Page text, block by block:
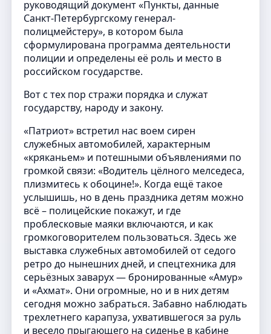
руководящий документ «Пункты, данные
Санкт-Петербургскому генерал-
полицмейстеру», в котором была
сформулирована программа деятельности
полиции и определены её роль и место в
российском государстве.
Вот с тех пор стражи порядка и служат
государству, народу и закону.
«Патриот» встретил нас воем сирен
служебных автомобилей, характерным
«кряканьем» и потешными объявлениями по
громкой связи: «Водитель цёлного мелседеса,
плизмитесь к обоцине!». Когда ещё такое
услышишь, но в день праздника детям можно
всё – полицейские покажут, и где
проблесковые маяки включаются, и как
громкоговорителем пользоваться. Здесь же
выставка служебных автомобилей от седого
ретро до нынешних дней, и спецтехника для
серьёзных заварух — бронированные «Амур»
и «Ахмат». Они огромные, но и в них детям
сегодня можно забраться. Забавно наблюдать
трехлетнего карапуза, ухватившегося за руль
и весело прыгающего на сиденье в кабине